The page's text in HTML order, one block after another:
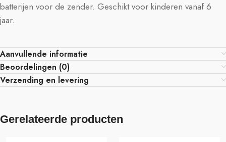
batterijen voor de zender. Geschikt voor kinderen vanaf 6
jaar.
Aanvullende informatie
Beoordelingen (0)
Verzending en levering
Gerelateerde producten